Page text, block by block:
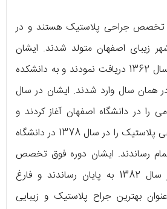
تخصص جراحی پلاستیک هستند و در
سال ۱۳۴۳ در شهر زیبای اصفهان متولد شدند. ایشان
مدرک دیپلم خود را در سال 1362 دریافت نمودند و به دانشکده
همان سال وارد شدند. ایشان در سال
را در دانشگاه اصفهان آغاز کردند و
دوره فوق تخصص جراحی پلاستیک را در سال 1378 در دانشگاه
رساندند. ایشان دوره فوق تخصص
جراحی پلاستیک را در سال 1382 به پایان رساندند و فارغ
بهترین جراح پلاستیک و زیبایی